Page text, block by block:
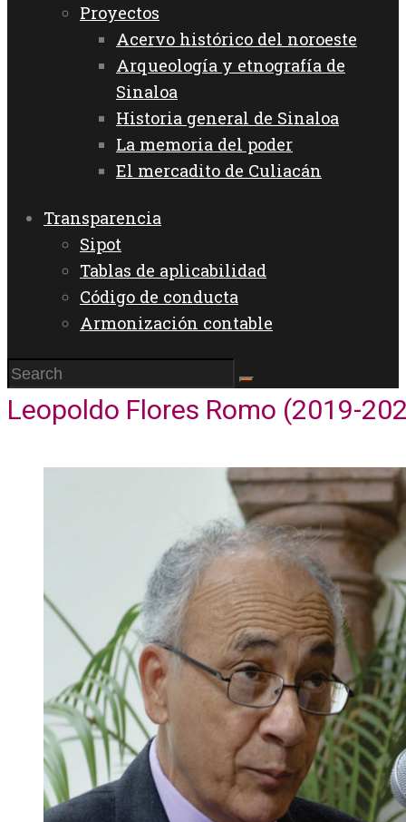
Proyectos
Acervo histórico del noroeste
Arqueología y etnografía de
Sinaloa
Historia general de Sinaloa
La memoria del poder
El mercadito de Culiacán
Transparencia
Sipot
Tablas de aplicabilidad
Código de conducta
Armonización contable
Leopoldo Flores Romo (2019-